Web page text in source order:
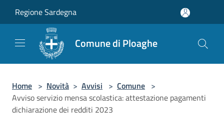
Regione Sardegna
Comune di Ploaghe
Home > Novità > Avvisi > Comune >
Avviso servizio mensa scolastica: attestazione pagamenti
dichiarazione dei redditi 2023